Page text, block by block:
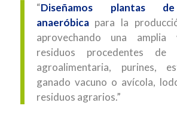
“Diseñamos plantas
anaeróbicapara la
aprovechando una amplia
residuos procedentes de
agroalimentaria, purines,
ganado vacuno o avícola,
residuos agrarios.”